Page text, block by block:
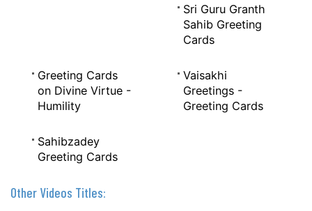
Sri Guru Granth
Sahib Greeting
Cards
Greeting Cards
on Divine Virtue -
Humility
Vaisakhi
Greetings -
Greeting Cards
Sahibzadey
Greeting Cards
Other Videos Titles: